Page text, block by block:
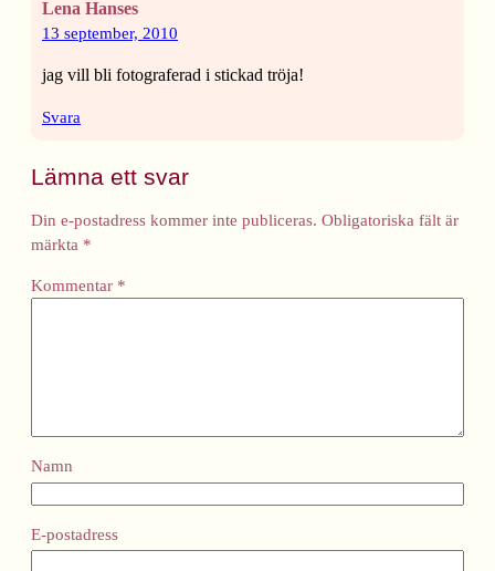
Lena Hanses
13 september, 2010
jag vill bli fotograferad i stickad tröja!
Svara
Lämna ett svar
Din e-postadress kommer inte publiceras. Obligatoriska fält är
märkta *
Kommentar *
Namn
E-postadress